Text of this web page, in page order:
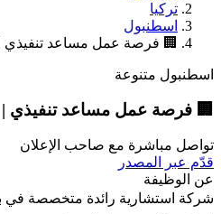
تركيا
اسطنبول
🏢 فرصة عمل مساعد
اسطنبول متنوعة
🏢 فرصة عمل مساعد تنفيذي |
تواصل مباشرة مع صاحب الإعلان
قدّم عبر المصدر
عن الوظيفة
شركة استشارية رائدة متخصصة في